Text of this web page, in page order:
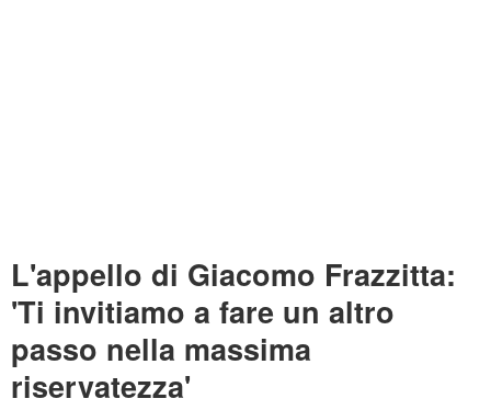
L'appello di Giacomo Frazzitta:
'Ti invitiamo a fare un altro
passo nella massima
riservatezza'